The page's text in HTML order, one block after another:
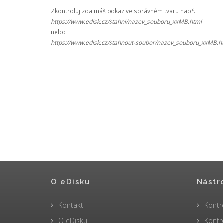
Zkontroluj zda máš odkaz ve správném tvaru např.
https://www.edisk.cz/stahni/nazev_souboru_xxMB.html
nebo
https://www.edisk.cz/stahnout-soubor/
O eDisku
Kontakt
O eDisku